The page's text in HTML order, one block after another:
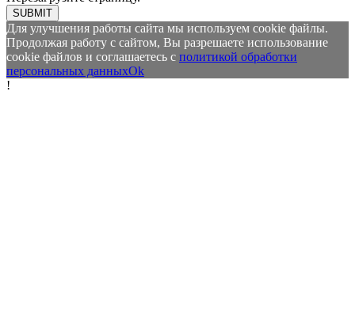
SUBMIT
Для улучшения работы сайта мы используем cookie файлы.
Продолжая работу с сайтом, Вы разрешаете использование
cookie файлов и соглашаетесь с политикой обработки
персональных данныхOk
!